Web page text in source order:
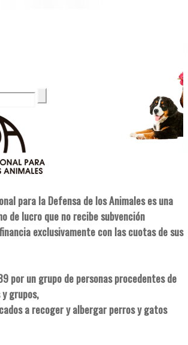
para la Defensa de los Animales es una
de lucro que no recibe subvención
exclusivamente con las cuotas de sus
por un grupo de personas procedentes de
grupos,
a recoger y albergar perros y gatos